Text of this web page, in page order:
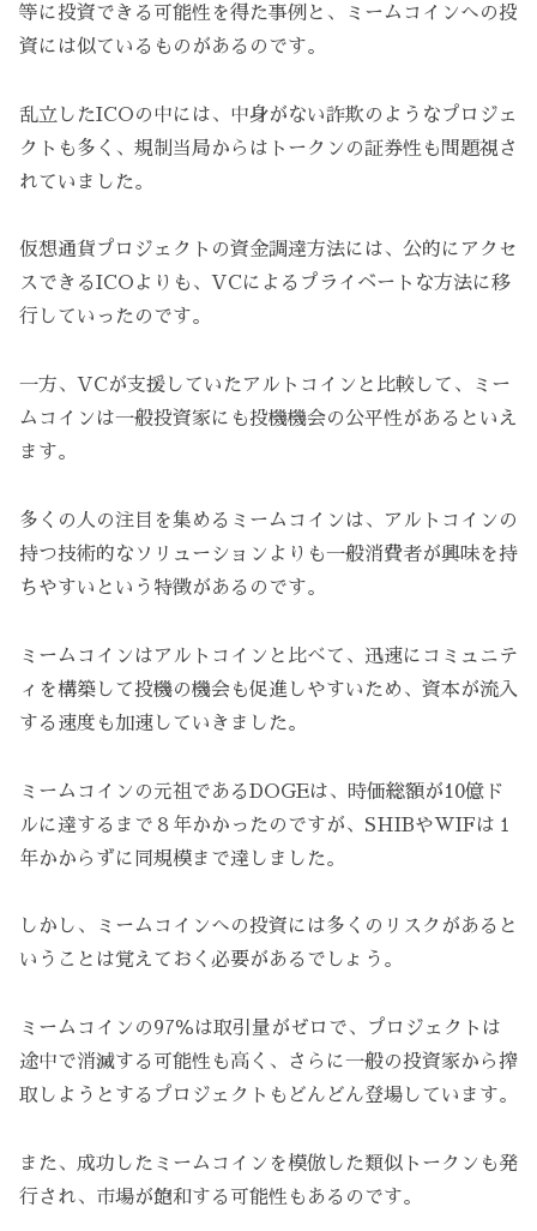
等に投資できる可能性を得た事例と、ミームコインへの投
資には似ているものがあるのです。
乱立したICOの中には、中身がない詐欺のようなプロジェ
クトも多く、規制当局からはトークンの証券性も問題視さ
れていました。
仮想通貨プロジェクトの資金調達方法には、公的にアクセ
スできるICOよりも、VCによるプライベートな方法に移
行していったのです。
一方、VCが支援していたアルトコインと比較して、ミー
ムコインは一般投資家にも投機機会の公平性があるといえ
ます。
多くの人の注目を集めるミームコインは、アルトコインの
持つ技術的なソリューションよりも一般消費者が興味を持
ちやすいという特徴があるのです。
ミームコインはアルトコインと比べて、迅速にコミュニテ
ィを構築して投機の機会も促進しやすいため、資本が流入
する速度も加速していきました。
ミームコインの元祖であるDOGEは、時価総額が10億ド
ルに達するまで８年かかったのですが、SHIBやWIFは１
年かからずに同規模まで達しました。
しかし、ミームコインへの投資には多くのリスクがあると
いうことは覚えておく必要があるでしょう。
ミームコインの97％は取引量がゼロで、プロジェクトは
途中で消滅する可能性も高く、さらに一般の投資家から搾
取しようとするプロジェクトもどんどん登場しています。
また、成功したミームコインを模倣した類似トークンも発
行され、市場が飽和する可能性もあるのです。